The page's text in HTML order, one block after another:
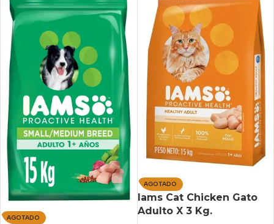
AGOTADO
AGOTADO
Iams Cat Chicken Gato
Adulto X 3 Kg.